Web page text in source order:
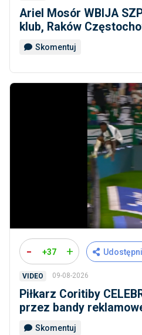
Ariel Mosór WBIJA
klub, Raków
Skomentuj
- +37 +
VIDEO 09-08-2026
Piłkarz Coritiby
przez bandy
Skomentuj